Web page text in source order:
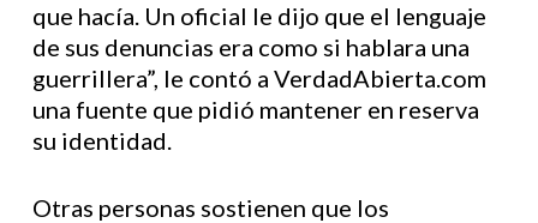
que hacía. Un oficial le dijo que el lenguaje
de sus denuncias era como si hablara una
guerrillera”, le contó a VerdadAbierta.com
una fuente que pidió mantener en reserva
su identidad.
Otras personas sostienen que los